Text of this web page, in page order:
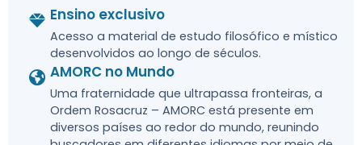
ESPAÇOS
CULTURAIS
Explore nossos museus e espaços culturais, guardiões de
um patrimônio histórico e artístico inestimável que une
diferentes culturas e épocas.
Ensino exclusivo
Acesso a material de estudo filosófico e místico
desenvolvidos ao longo de séculos.
AMORC no Mundo
Uma fraternidade que ultrapassa fronteiras, a
Ordem Rosacruz – AMORC está presente em
diversos países ao redor do mundo, reunindo